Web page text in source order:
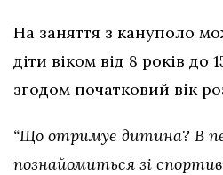
На заняття з кануполо
діти віком від 8 років до
згодом початковий вік
“Що отримує дитина? В
познайомиться зі